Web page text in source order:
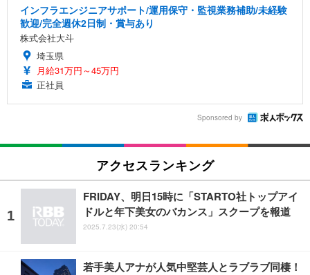
インフラエンジニアサポート/運用保守・監視業務補助/未経験
歓迎/完全週休2日制・賞与あり
株式会社大斗
埼玉県
月給31万円～45万円
正社員
Sponsored by
アクセスランキング
FRIDAY、明日15時に「STARTO社トップアイ
ドルと年下美女のバカンス」スクープを報道
2025.7.23(水) 20:54
若手美人アナが人気中堅芸人とラブラブ同棲！